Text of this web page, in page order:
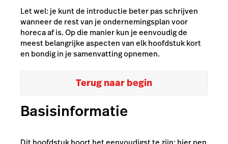
Let wel: je kunt de introductie beter pas schrijven
wanneer de rest van je ondernemingsplan voor
horeca af is. Op die manier kun je eenvoudig de
meest belangrijke aspecten van elk hoofdstuk kort
en bondig in je samenvatting opnemen.
Terug naar begin
Basisinformatie